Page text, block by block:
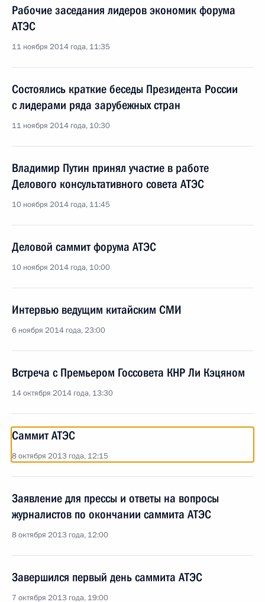
Рабочие заседания лидеров экономик форума
АТЭС
11 ноября 2014 года, 11:35
Состоялись краткие беседы Президента России
с лидерами ряда зарубежных стран
11 ноября 2014 года, 10:30
Владимир Путин принял участие в работе
Делового консультативного совета АТЭС
10 ноября 2014 года, 11:45
Деловой саммит форума АТЭС
10 ноября 2014 года, 10:00
Интервью ведущим китайским СМИ
6 ноября 2014 года, 23:00
Встреча с Премьером Госсовета КНР Ли Кэцяном
14 октября 2014 года, 13:30
Саммит АТЭС
8 октября 2013 года, 12:15
Заявление для прессы и ответы на вопросы
журналистов по окончании саммита АТЭС
8 октября 2013 года, 12:00
Завершился первый день саммита АТЭС
7 октября 2013 года, 19:00